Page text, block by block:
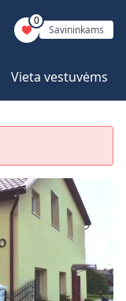
0
Savininkams
Vieta vestuvėms